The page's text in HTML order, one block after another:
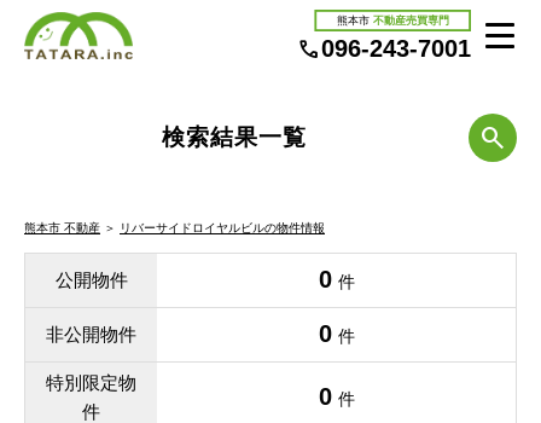
熊本市 不動産売買専門
096-243-7001
検索結果一覧
熊本市 不動産 ＞ リバーサイドロイヤルビルの物件情報
公開物件 0 件
非公開物件 0 件
特別限定物
件
0 件